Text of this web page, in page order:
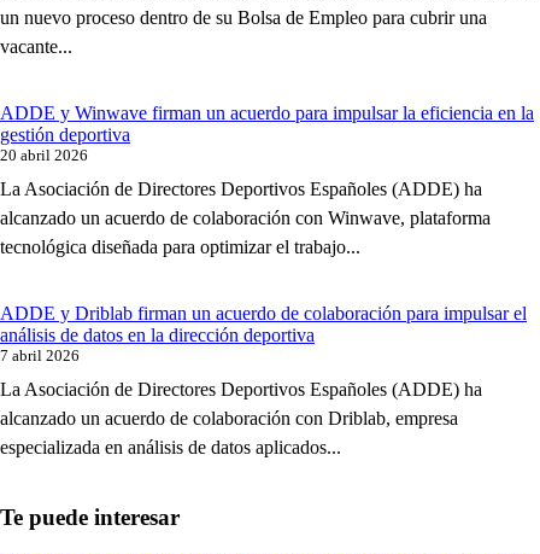
un nuevo proceso dentro de su Bolsa de Empleo para cubrir una
vacante...
ADDE y Winwave firman un acuerdo para impulsar la eficiencia en la
gestión deportiva
20 abril 2026
La Asociación de Directores Deportivos Españoles (ADDE) ha
alcanzado un acuerdo de colaboración con Winwave, plataforma
tecnológica diseñada para optimizar el trabajo...
ADDE y Driblab firman un acuerdo de colaboración para impulsar el
análisis de datos en la dirección deportiva
7 abril 2026
La Asociación de Directores Deportivos Españoles (ADDE) ha
alcanzado un acuerdo de colaboración con Driblab, empresa
especializada en análisis de datos aplicados...